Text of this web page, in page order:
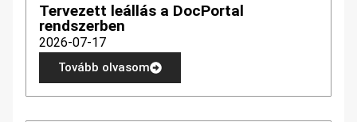
Tervezett leállás a DocPortal
rendszerben
2026-07-17
Tovább olvasom